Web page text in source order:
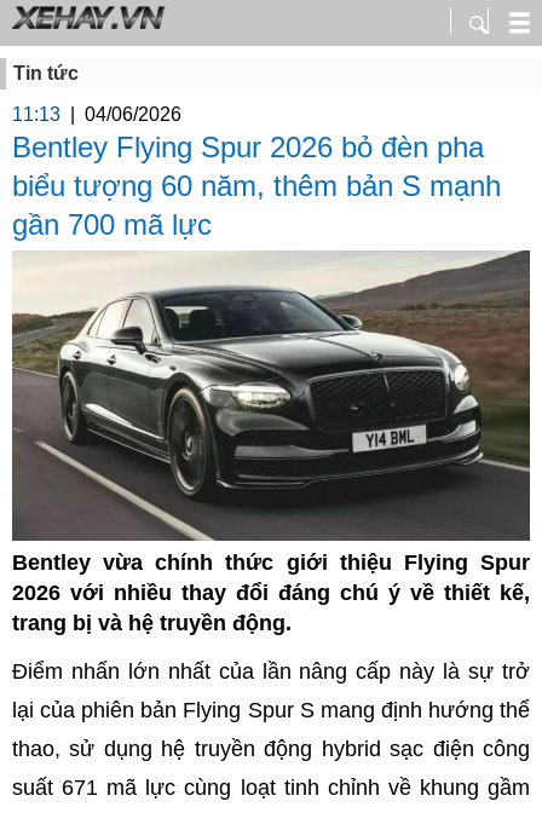
Tin tức
11:13
04/06/2026
Bentley Flying Spur 2026 bỏ đèn pha
biểu tượng 60 năm, thêm bản S mạnh
gần 700 mã lực
Bentley vừa chính thức giới thiệu Flying Spur
2026 với nhiều thay đổi đáng chú ý về thiết kế,
trang bị và hệ truyền động.
Điểm nhấn lớn nhất của lần nâng cấp này là sự trở
lại của phiên bản Flying Spur S mang định hướng thể
thao, sử dụng hệ truyền động hybrid sạc điện công
suất 671 mã lực cùng loạt tinh chỉnh về khung gầm